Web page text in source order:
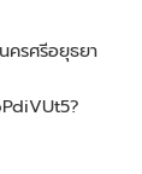
รศรีอยุธยา